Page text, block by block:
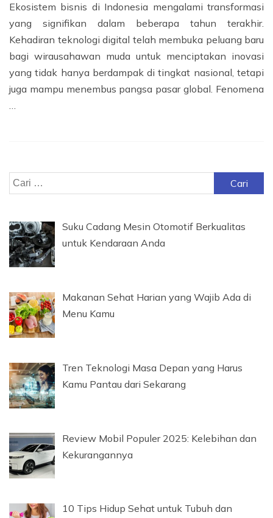
Ekosistem bisnis di Indonesia mengalami transformasi
yang signifikan dalam beberapa tahun terakhir.
Kehadiran teknologi digital telah membuka peluang baru
bagi wirausahawan muda untuk menciptakan inovasi
yang tidak hanya berdampak di tingkat nasional, tetapi
juga mampu menembus pangsa pasar global. Fenomena
…
Cari
untuk:
Suku Cadang Mesin Otomotif Berkualitas
untuk Kendaraan Anda
Makanan Sehat Harian yang Wajib Ada di
Menu Kamu
Tren Teknologi Masa Depan yang Harus
Kamu Pantau dari Sekarang
Review Mobil Populer 2025: Kelebihan dan
Kekurangannya
10 Tips Hidup Sehat untuk Tubuh dan